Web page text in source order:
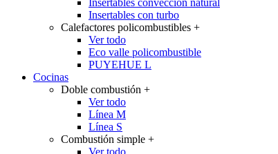
Insertables convección natural
Insertables con turbo
Calefactores policombustibles +
Ver todo
Eco valle policombustible
PUYEHUE L
Cocinas
Doble combustión +
Ver todo
Línea M
Línea S
Combustión simple +
Ver todo